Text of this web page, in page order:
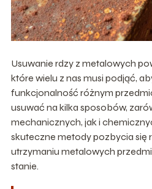
Usuwanie rdzy z metalowych
które wielu z nas musi podjąć,
funkcjonalność różnym
usuwać na kilka sposobów,
mechanicznych, jak i
skuteczne metody pozbycia się
utrzymaniu metalowych
stanie.